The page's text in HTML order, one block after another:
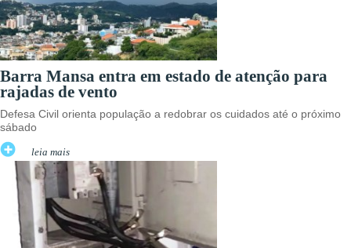
Barra Mansa entra em estado de atenção para
rajadas de vento
Defesa Civil orienta população a redobrar os cuidados até o próximo
sábado
leia mais